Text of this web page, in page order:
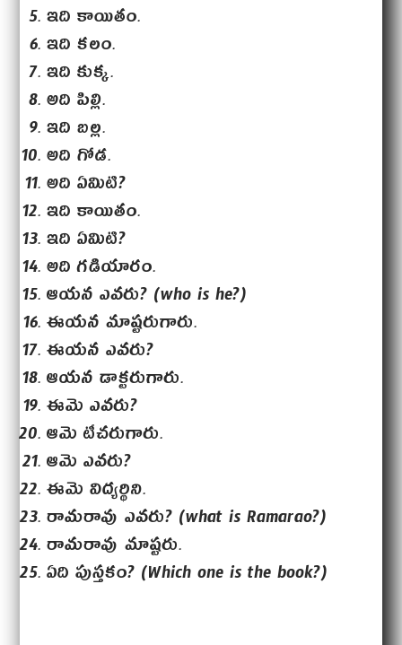
ఇది కాయితం.
ఇది కలం.
ఇది కుక్క.
అది పిల్లి.
ఇది బల్ల.
అది గోడ.
అది ఏమిటి?
ఇది కాయితం.
ఇది ఏమిటి?
అది గడియారం.
ఆయన ఎవరు? (who is he?)
ఈయన మాష్టరుగారు.
ఈయన ఎవరు?
ఆయన డాక్టరుగారు.
ఈమె ఎవరు?
ఆమె టీచరుగారు.
ఆమె ఎవరు?
ఈమె విద్యర్థిని.
రామరావు ఎవరు? (what is Ramarao?)
రామరావు మాష్టరు.
ఏది పుస్తకం? (Which one is the book?)